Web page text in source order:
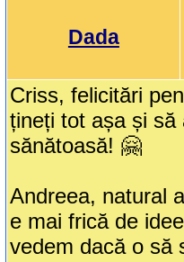
Dada
Criss, felicitări
țineți tot așa și să
sănătoasă! 🤗
Andreea, natural
e mai frică de
vedem dacă o să